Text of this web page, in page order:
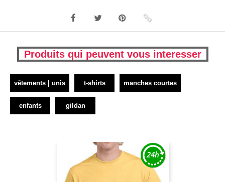
Produits qui peuvent vous interesser
vêtements | unis t-shirts manches courtes
enfants gildan